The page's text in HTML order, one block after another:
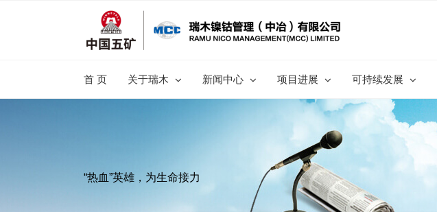
首 页 关于瑞木 新闻中心 项目进展 可持续发展
“热血”英雄，为生命接力